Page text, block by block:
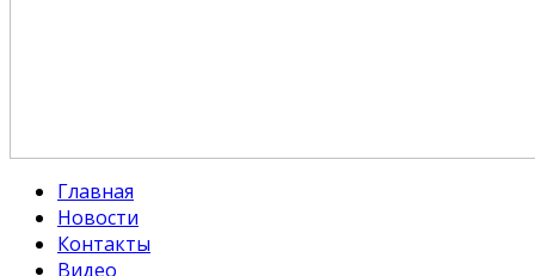
Главная
Новости
Контакты
Видео